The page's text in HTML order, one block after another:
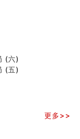
字淺析八）
禁忌有哪些？有
(六)
(五)
更多>>